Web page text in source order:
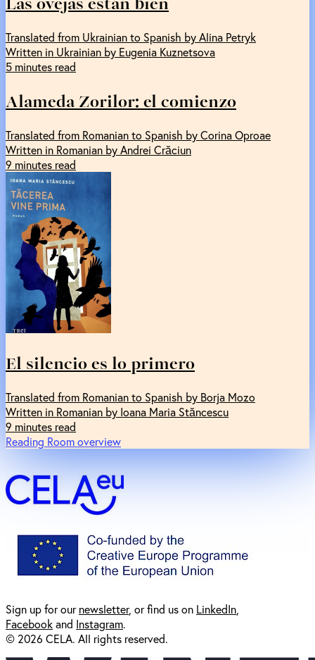
Translated from Ukrainian to Spanish by Alina Petryk
Written in Ukrainian by Eugenia Kuznetsova
5 minutes read
Alameda Zorilor: el comienzo
Translated from Romanian to Spanish by Corina Oproae
Written in Romanian by Andrei Crăciun
9 minutes read
El silencio es lo primero
Translated from Romanian to Spanish by Borja Mozo
Written in Romanian by Ioana Maria Stăncescu
9 minutes read
Reading Room overview
Sign up for ournewsletter, or find us on LinkedIn
Facebookand Instagram.
© 2026 CELA. All rights reserved.